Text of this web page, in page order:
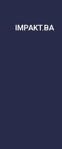
IMPAKT.BA